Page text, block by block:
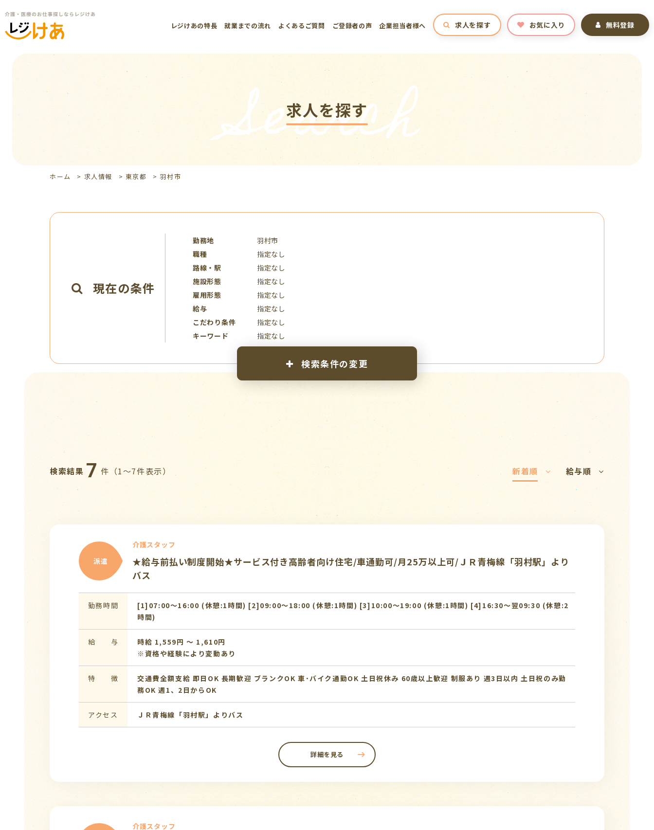
レジけあの特長 就業までの流れ よくあるご質問 ご登録者の声 企業担当者様へ 求人を探す お気に入り 無料登録
求人を探す
Search
ホーム > 求人情報 > 東京都 >羽村市
現在の条件
勤務地
羽村市
職種
指定なし
路線・駅
指定なし
施設形態
指定なし
雇用形態
指定なし
給与
指定なし
こだわり条件
指定なし
キーワード
指定なし
検索条件の変更
検索結果 7 件（1〜7件表示） 新着順 給与順
派遣
介護スタッフ
★給与前払い制度開始★サービス付き高齢者向け住宅/車通勤可/月25万以上可/ＪＲ青梅線「羽村駅」より
バス
勤務時間
[1]07:00〜16:00 (休憩:1時間) [2]09:00〜18:00 (休憩:1時間) [3]10:00〜19:00 (休憩:1時間) [4]16:30〜翌09:30 (休憩:2
時間)
給 与
時給 1,559円 〜 1,610円
※資格や経験により変動あり
特 徴 交通費全額支給 即日OK 長期歓迎 ブランクOK 車･バイク通勤OK 土日祝休み 60歳以上歓迎 制服あり 週3日以内 土日祝のみ勤
務OK 週1、2日からOK
アクセス ＪＲ青梅線「羽村駅」よりバス
詳細を見る
介護スタッフ